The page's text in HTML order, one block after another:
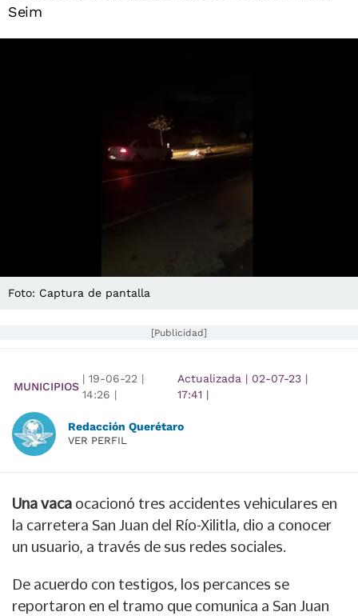
Seim
Foto: Captura de pantalla
[Publicidad]
MUNICIPIOS
| 19-06-22 |
14:26 |
Actualizada | 02-07-23 |
17:41 |
Redacción Querétaro
VER PERFIL
Una vaca ocacionó tres accidentes vehiculares en
la carretera San Juan del Río-Xilitla, dio a conocer
un usuario, a través de sus redes sociales.
De acuerdo con testigos, los percances se
reportaron en el tramo que comunica a San Juan